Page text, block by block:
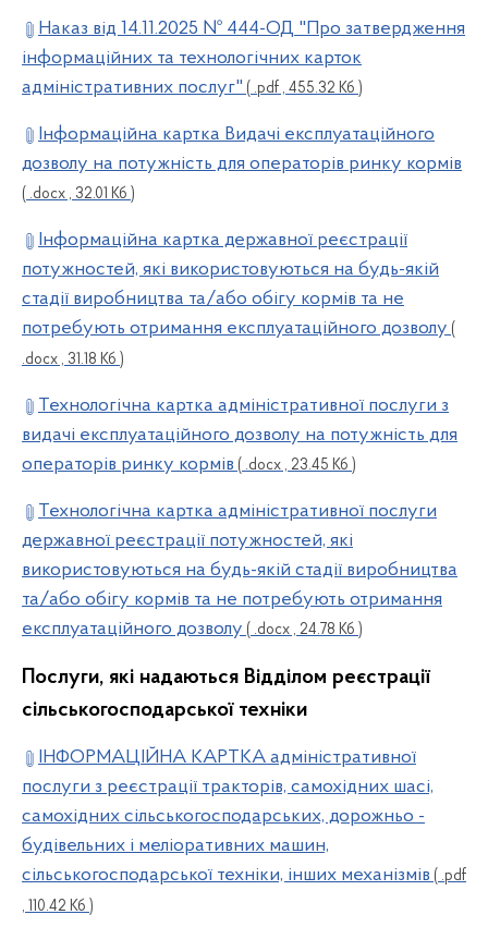
Наказ від 14.11.2025 № 444-ОД "Про затвердження
інформаційних та технологічних карток
адміністративних послуг" ( .pdf , 455.32 Кб )
Інформаційна картка Видачі експлуатаційного
дозволу на потужність для операторів ринку кормів
( .docx , 32.01 Кб )
Інформаційна картка державної реєстрації
потужностей, які використовуються на будь-якій
стадії виробництва та/або обігу кормів та не
потребують отримання експлуатаційного дозволу (
.docx , 31.18 Кб )
Технологічна картка адміністративної послуги з
видачі експлуатаційного дозволу на потужність для
операторів ринку кормів ( .docx , 23.45 Кб )
Технологічна картка адміністративної послуги
державної реєстрації потужностей, які
використовуються на будь-якій стадії виробництва
та/або обігу кормів та не потребують отримання
експлуатаційного дозволу ( .docx , 24.78 Кб )
Послуги, які надаються Відділом реєстрації
сільськогосподарської техніки
ІНФОРМАЦІЙНА КАРТКА адміністративної
послуги з реєстрації тракторів, самохідних шасі,
самохідних сільськогосподарських, дорожньо -
будівельних і меліоративних машин,
сільськогосподарської техніки, інших механізмів ( .pdf
, 110.42 Кб )